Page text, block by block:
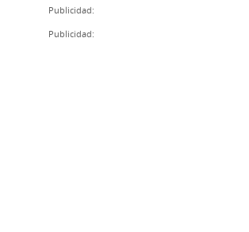
Publicidad:
Publicidad: